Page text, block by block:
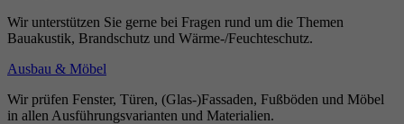
Wir unterstützen Sie gerne bei Fragen rund um die Themen
Bauakustik, Brandschutz und Wärme-/Feuchteschutz.
Ausbau & Möbel
Wir prüfen Fenster, Türen, (Glas-)Fassaden, Fußböden und Möbel
in allen Ausführungsvarianten und Materialien.